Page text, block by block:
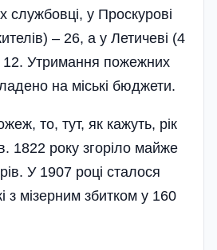
службовці, у Проскурові
– 26, а у Летичеві (4
12. Утримання пожежних
на міські бюджети.
то, тут, як кажуть, рік
1822 року згоріло майже
У 1907 році сталося
з мізерним збитком у 160